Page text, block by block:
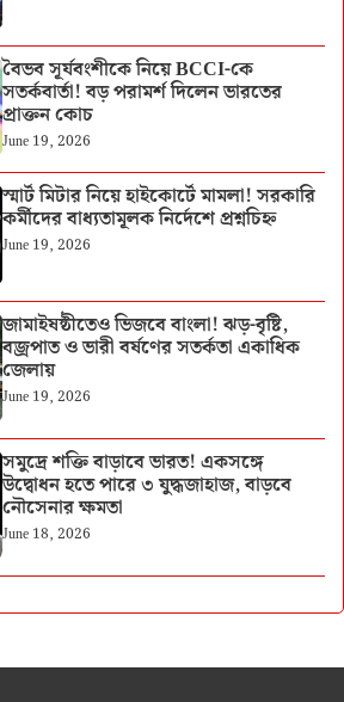
বৈভব সূর্যবংশীকে নিয়ে BCCI-কে
সতর্কবার্তা! বড় পরামর্শ দিলেন ভারতের
প্রাক্তন কোচ
June 19, 2026
স্মার্ট মিটার নিয়ে হাইকোর্টে মামলা! সরকারি
কর্মীদের বাধ্যতামূলক নির্দেশে প্রশ্নচিহ্ন
June 19, 2026
জামাইষষ্ঠীতেও ভিজবে বাংলা! ঝড়-বৃষ্টি,
বজ্রপাত ও ভারী বর্ষণের সতর্কতা একাধিক
জেলায়
June 19, 2026
সমুদ্রে শক্তি বাড়াবে ভারত! একসঙ্গে
উদ্বোধন হতে পারে ৩ যুদ্ধজাহাজ, বাড়বে
নৌসেনার ক্ষমতা
June 18, 2026